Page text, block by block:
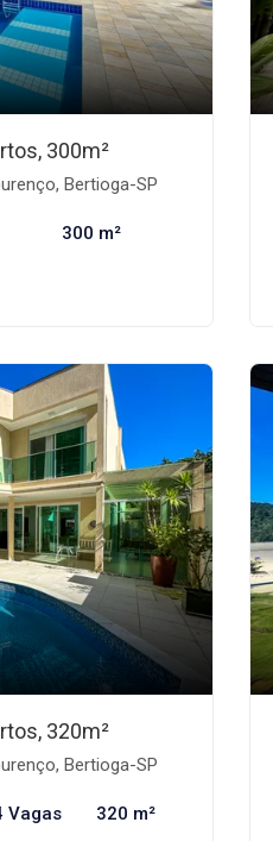
300m²
Bertioga-SP
300 m²
320m²
Bertioga-SP
Vagas 320 m²